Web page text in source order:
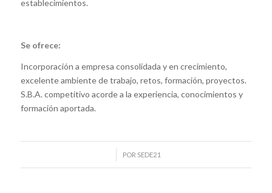
establecimientos.
Se ofrece:
Incorporación a empresa consolidada y en crecimiento,
excelente ambiente de trabajo, retos, formación, proyectos.
S.B.A. competitivo acorde a la experiencia, conocimientos y
formación aportada.
POR SEDE21